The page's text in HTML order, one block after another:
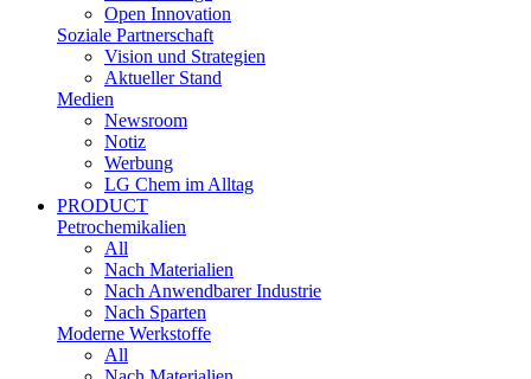
Open Innovation
Soziale Partnerschaft
Vision und Strategien
Aktueller Stand
Medien
Newsroom
Notiz
Werbung
LG Chem im Alltag
PRODUCT
Petrochemikalien
All
Nach Materialien
Nach Anwendbarer Industrie
Nach Sparten
Moderne Werkstoffe
All